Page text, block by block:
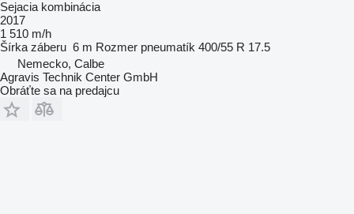
Sejacia kombinácia
2017
1 510 m/h
Šírka záberu 6 m Rozmer pneumatík 400/55 R 17.5
Nemecko, Calbe
Agravis Technik Center GmbH
Obráťte sa na predajcu